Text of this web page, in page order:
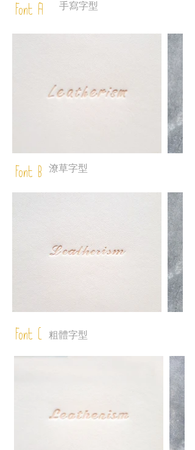
Font A 手寫字型
Font B 潦草字型
Font C 粗體字型